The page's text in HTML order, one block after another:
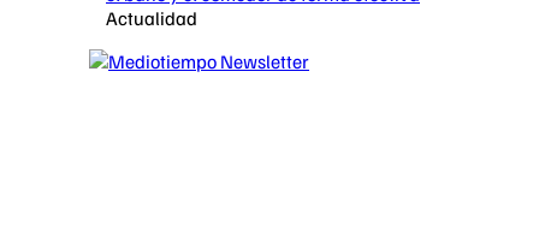
Actualidad